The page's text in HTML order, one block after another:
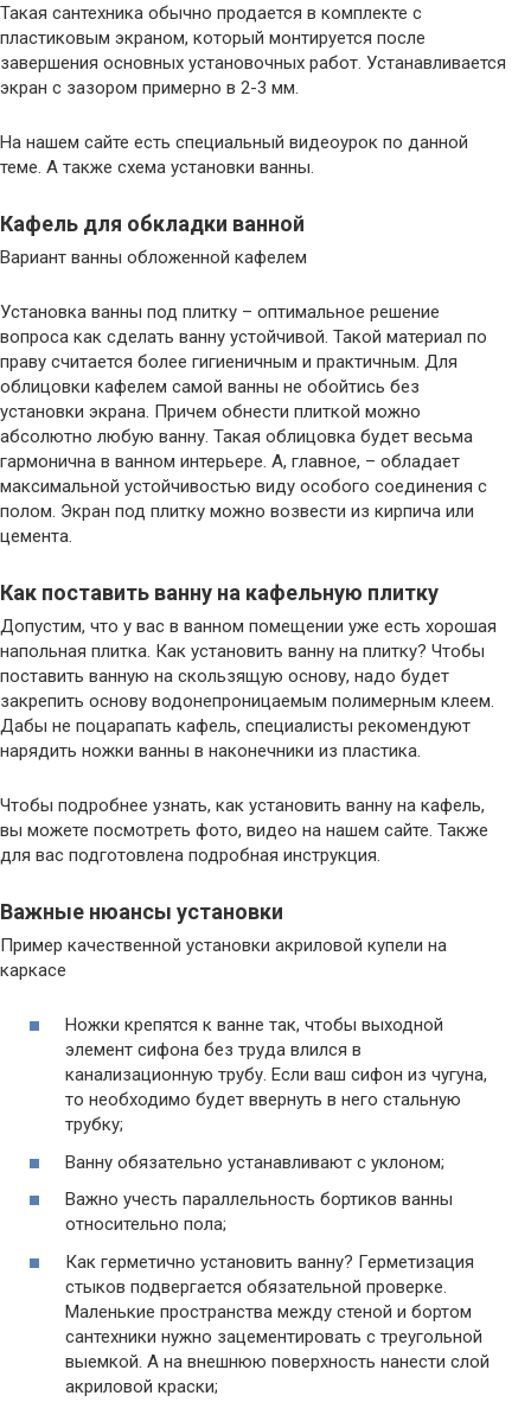
Такая сантехника обычно продается в комплекте с
пластиковым экраном, который монтируется после
завершения основных установочных работ. Устанавливается
экран с зазором примерно в 2-3 мм.
На нашем сайте есть специальный видеоурок по данной
теме. А также схема установки ванны.
Кафель для обкладки ванной
Вариант ванны обложенной кафелем
Установка ванны под плитку – оптимальное решение
вопроса как сделать ванну устойчивой. Такой материал по
праву считается более гигиеничным и практичным. Для
облицовки кафелем самой ванны не обойтись без
установки экрана. Причем обнести плиткой можно
абсолютно любую ванну. Такая облицовка будет весьма
гармонична в ванном интерьере. А, главное, – обладает
максимальной устойчивостью виду особого соединения с
полом. Экран под плитку можно возвести из кирпича или
цемента.
Как поставить ванну на кафельную плитку
Допустим, что у вас в ванном помещении уже есть хорошая
напольная плитка. Как установить ванну на плитку? Чтобы
поставить ванную на скользящую основу, надо будет
закрепить основу водонепроницаемым полимерным клеем.
Дабы не поцарапать кафель, специалисты рекомендуют
нарядить ножки ванны в наконечники из пластика.
Чтобы подробнее узнать, как установить ванну на кафель,
вы можете посмотреть фото, видео на нашем сайте. Также
для вас подготовлена подробная инструкция.
Важные нюансы установки
Пример качественной установки акриловой купели на
каркасе
Ножки крепятся к ванне так, чтобы выходной
элемент сифона без труда влился в
канализационную трубу. Если ваш сифон из чугуна,
то необходимо будет ввернуть в него стальную
трубку;
Ванну обязательно устанавливают с уклоном;
Важно учесть параллельность бортиков ванны
относительно пола;
Как герметично установить ванну? Герметизация
стыков подвергается обязательной проверке.
Маленькие пространства между стеной и бортом
сантехники нужно зацементировать с треугольной
выемкой. А на внешнюю поверхность нанести слой
акриловой краски;